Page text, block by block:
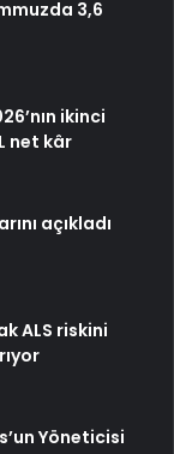
3,6
ikinci
net kâr
açıkladı
ALS riskini
Yöneticisi